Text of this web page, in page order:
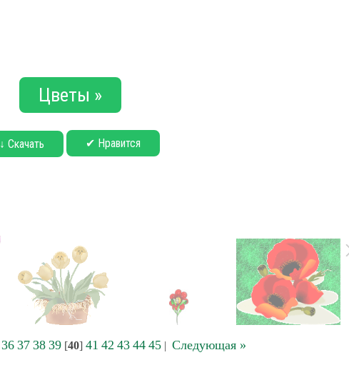
Цветы »
↓ Скачать ✔ Нравится
36 37 38 39[40] 41 42 43 44 45| Следующая »